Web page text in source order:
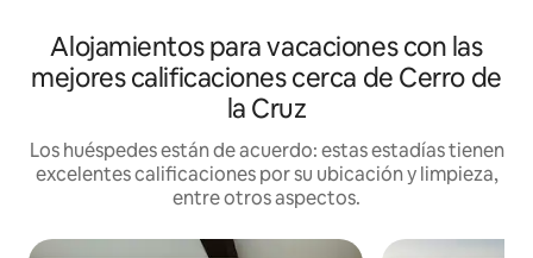
Alojamientos para vacaciones con las
mejores calificaciones cerca de Cerro de
la Cruz
Los huéspedes están de acuerdo: estas estadías tienen
excelentes calificaciones por su ubicación y limpieza,
entre otros aspectos.